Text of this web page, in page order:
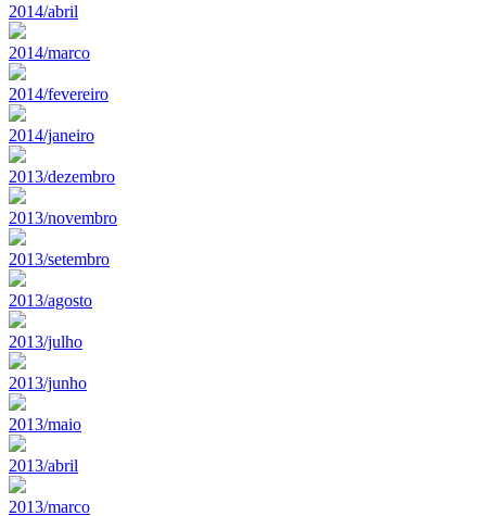
2014/abril
2014/marco
2014/fevereiro
2014/janeiro
2013/dezembro
2013/novembro
2013/setembro
2013/agosto
2013/julho
2013/junho
2013/maio
2013/abril
2013/marco